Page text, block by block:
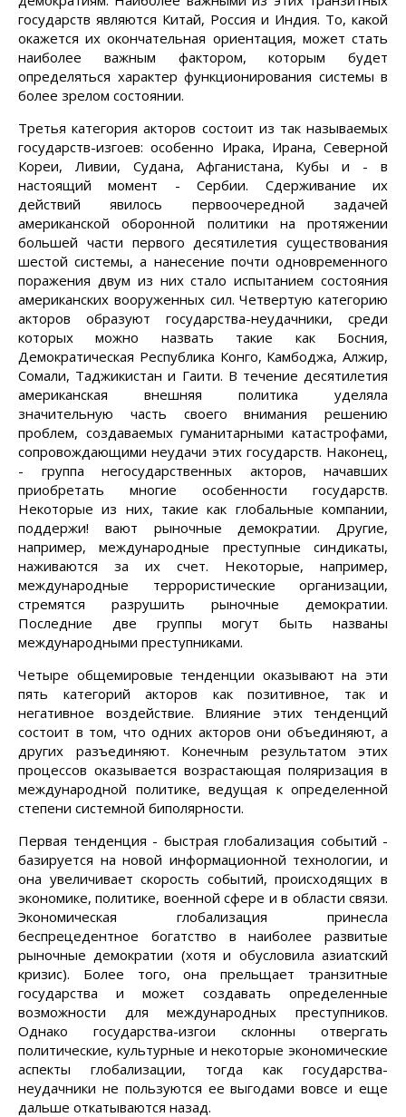
государств являются Китай, Россия и Индия. То, какой
окажется их окончательная ориентация, может стать
наиболее важным фактором, которым будет
определяться характер функционирования системы в
более зрелом состоянии.
Третья категория акторов состоит из так называемых
государств-изгоев: особенно Ирака, Ирана, Северной
Кореи, Ливии, Судана, Афганистана, Кубы и - в
настоящий момент - Сербии. Сдерживание их
действий явилось первоочередной задачей
американской оборонной политики на протяжении
большей части первого десятилетия существования
шестой системы, а нанесение почти одновременного
поражения двум из них стало испытанием состояния
американских вооруженных сил. Четвертую категорию
акторов образуют государства-неудачники, среди
которых можно назвать такие как Босния,
Демократическая Республика Конго, Камбоджа, Алжир,
Сомали, Таджикистан и Гаити. В течение десятилетия
американская внешняя политика уделяла
значительную часть своего внимания решению
проблем, создаваемых гуманитарными катастрофами,
сопровождающими неудачи этих государств. Наконец,
- группа негосударственных акторов, начавших
приобретать многие особенности государств.
Некоторые из них, такие как глобальные компании,
поддержи! вают рыночные демократии. Другие,
например, международные преступные синдикаты,
наживаются за их счет. Некоторые, например,
международные террористические организации,
стремятся разрушить рыночные демократии.
Последние две группы могут быть названы
международными преступниками.
Четыре общемировые тенденции оказывают на эти
пять категорий акторов как позитивное, так и
негативное воздействие. Влияние этих тенденций
состоит в том, что одних акторов они объединяют, а
других разъединяют. Конечным результатом этих
процессов оказывается возрастающая поляризация в
международной политике, ведущая к определенной
степени системной биполярности.
Первая тенденция - быстрая глобализация событий -
базируется на новой информационной технологии, и
она увеличивает скорость событий, происходящих в
экономике, политике, военной сфере и в области связи.
Экономическая глобализация принесла
беспрецедентное богатство в наиболее развитые
рыночные демократии (хотя и обусловила азиатский
кризис). Более того, она прельщает транзитные
государства и может создавать определенные
возможности для международных преступников.
Однако государства-изгои склонны отвергать
политические, культурные и некоторые экономические
аспекты глобализации, тогда как государства-
неудачники не пользуются ее выгодами вовсе и еще
дальше откатываются назад.